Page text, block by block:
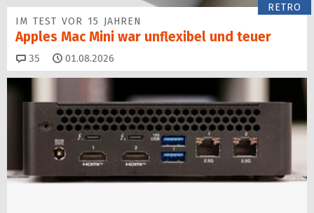
RETRO
IM TEST VOR 15 JAHREN
Apples Mac Mini war unflexibel und teuer
35 Kommentare
01.08.2026